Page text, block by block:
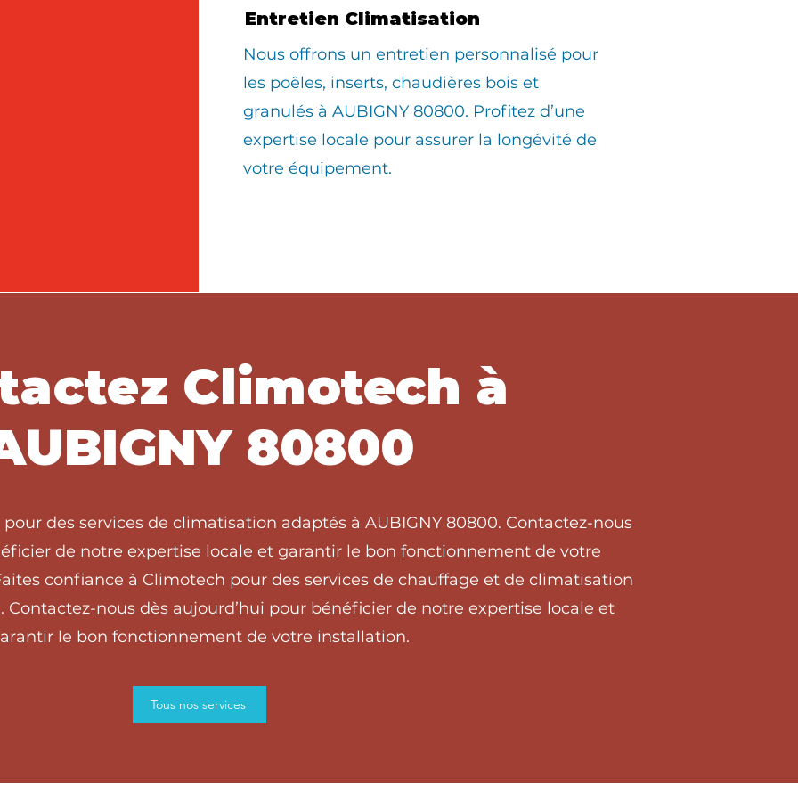
Entretien Climatisation
Nous offrons un entretien personnalisé pour
les poêles, inserts, chaudières bois et
granulés à AUBIGNY 80800. Profitez d’une
expertise locale pour assurer la longévité de
votre équipement.
Climotech à
80800
des services de climatisation adaptés à AUBIGNY 80800. Contactez-nous
de notre expertise locale et garantir le bon fonctionnement de votre
confiance à Climotech pour des services de chauffage et de climatisation
Contactez-nous dès aujourd’hui pour bénéficier de notre expertise locale et
le bon fonctionnement de votre installation.
Tous nos services